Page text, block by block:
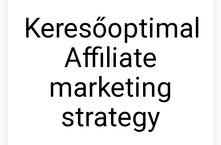
Affiliate
marketing
strategy